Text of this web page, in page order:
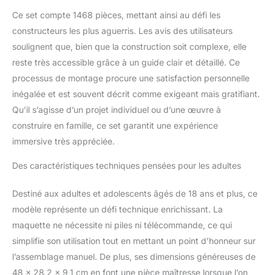
maquette de voiture
LEGO Technic pour
adultes constitue une
d'exposition Faisant
partie d'une collection
innovante de kits de
voitures miniatures LEGO
à construire pour les
adultes, ce set comprend
instructions numériques
voiture LEGO est conçu
pour les constructeurs
adultes, offrant un projet
et constitue un excellent
ajout à toute collection
Ce set compte 1468 pièces, mettant ainsi au défi les
constructeurs les plus aguerris. Les avis des utilisateurs
soulignent que, bien que la construction soit complexe, elle
reste très accessible grâce à un guide clair et détaillé. Ce
processus de montage procure une satisfaction personnelle
inégalée et est souvent décrit comme exigeant mais gratifiant.
Qu’il s’agisse d’un projet individuel ou d’une œuvre à
construire en famille, ce set garantit une expérience
immersive très appréciée.
Des caractéristiques techniques pensées pour les adultes
Destiné aux adultes et adolescents âgés de 18 ans et plus, ce
modèle représente un défi technique enrichissant. La
maquette ne nécessite ni piles ni télécommande, ce qui
simplifie son utilisation tout en mettant un point d’honneur sur
l’assemblage manuel. De plus, ses dimensions généreuses de
48 x 28,2 x 9,1 cm en font une pièce maîtresse lorsque l’on